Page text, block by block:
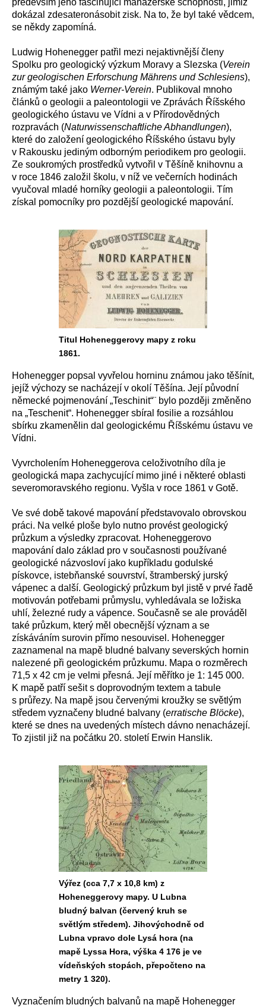
především jeho fascinující manažerské schopnosti, jimiž
dokázal zdesateronásobit zisk. Na to, že byl také vědcem,
se někdy zapomíná.
Ludwig Hohenegger patřil mezi nejaktivnější členy
Spolku pro geologický výzkum Moravy a Slezska (Verein
zur geologischen Erforschung Mährens und Schlesiens),
známým také jako Werner-Verein. Publikoval mnoho
článků o geologii a paleontologii ve Zprávách Říšského
geologického ústavu ve Vídni a v Přírodovědných
rozpravách (Naturwissenschaftliche Abhandlungen),
které do založení geologického Říšského ústavu byly
v Rakousku jediným odborným periodikem pro geologii.
Ze soukromých prostředků vytvořil v Těšíně knihovnu a
v roce 1846 založil školu, v níž ve večerních hodinách
vyučoval mladé horníky geologii a paleontologii. Tím
získal pomocníky pro pozdější geologické mapování.
Titul Hoheneggerovy mapy z roku
1861.
Hohenegger popsal vyvřelou horninu známou jako těšínit,
jejíž výchozy se nacházejí v okolí Těšína. Její původní
německé pojmenování „Teschinit“¨ bylo později změněno
na „Teschenit“. Hohenegger sbíral fosilie a rozsáhlou
sbírku zkamenělin dal geologickému Říšskému ústavu ve
Vídni.
Vyvrcholením Hoheneggerova celoživotního díla je
geologická mapa zachycující mimo jiné i některé oblasti
severomoravského regionu. Vyšla v roce 1861 v Gotě.
Ve své době takové mapování představovalo obrovskou
práci. Na velké ploše bylo nutno provést geologický
průzkum a výsledky zpracovat. Hoheneggerovo
mapování dalo základ pro v současnosti používané
geologické názvosloví jako kupříkladu godulské
pískovce, istebňanské souvrství, štramberský jurský
vápenec a další. Geologický průzkum byl jistě v prvé řadě
motivován potřebami průmyslu, vyhledávala se ložiska
uhlí, železné rudy a vápence. Současně se ale prováděl
také průzkum, který měl obecnější význam a se
získáváním surovin přímo nesouvisel. Hohenegger
zaznamenal na mapě bludné balvany severských hornin
nalezené při geologickém průzkumu. Mapa o rozměrech
71,5 x 42 cm je velmi přesná. Její měřítko je 1: 145 000.
K mapě patří sešit s doprovodným textem a tabule
s průřezy. Na mapě jsou červenými kroužky se světlým
středem vyznačeny bludné balvany (erratische Blöcke),
které se dnes na uvedených místech dávno nenacházejí.
To zjistil již na počátku 20. století Erwin Hanslik.
Výřez (cca 7,7 x 10,8 km) z
Hoheneggerovy mapy. U Lubna
bludný balvan (červený kruh se
světlým středem). Jihovýchodně od
Lubna vpravo dole Lysá hora (na
mapě Lyssa Hora, výška 4 176 je ve
vídeňských stopách, přepočteno na
metry 1 320).
Vyznačením bludných balvanů na mapě Hohenegger